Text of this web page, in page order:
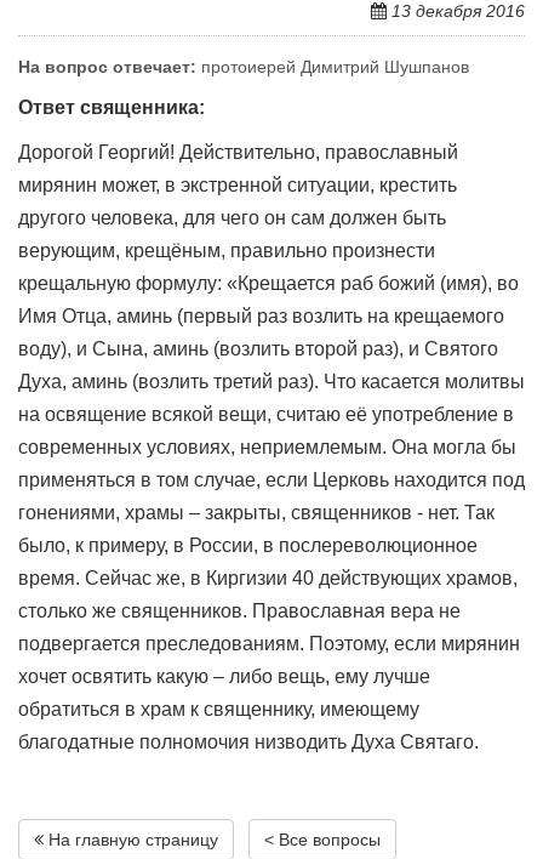
13 декабря 2016
На вопрос отвечает: протоиерей Димитрий Шушпанов
Ответ священника:
Дорогой Георгий! Действительно, православный
мирянин может, в экстренной ситуации, крестить
другого человека, для чего он сам должен быть
верующим, крещёным, правильно произнести
крещальную формулу: «Крещается раб божий (имя), во
Имя Отца, аминь (первый раз возлить на крещаемого
воду), и Сына, аминь (возлить второй раз), и Святого
Духа, аминь (возлить третий раз). Что касается молитвы
на освящение всякой вещи, считаю её употребление в
современных условиях, неприемлемым. Она могла бы
применяться в том случае, если Церковь находится под
гонениями, храмы – закрыты, священников - нет. Так
было, к примеру, в России, в послереволюционное
время. Сейчас же, в Киргизии 40 действующих храмов,
столько же священников. Православная вера не
подвергается преследованиям. Поэтому, если мирянин
хочет освятить какую – либо вещь, ему лучше
обратиться в храм к священнику, имеющему
благодатные полномочия низводить Духа Святаго.
На главную страницу < Все вопросы